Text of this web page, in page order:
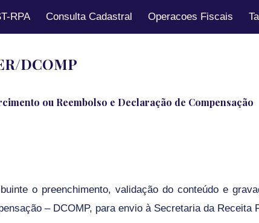
Skip to navigation
RPA Consulta Cadastral Operacoes Fiscais
DCOMP
ou Reembolso e Declaração de Compensação
o preenchimento, validação do conteúdo e
– DCOMP, para envio à Secretaria da Receita